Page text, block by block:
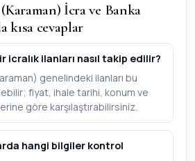
İcra ve Banka
kısa cevaplar
icralık ilanları nasıl takip edilir?
genelindeki ilanları bu
fiyat, ihale tarihi, konum ve
göre karşılaştırabilirsiniz.
hangi bilgiler kontrol